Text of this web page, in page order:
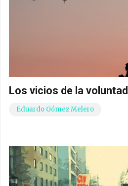
Los vicios de la voluntad
Eduardo Gómez Melero